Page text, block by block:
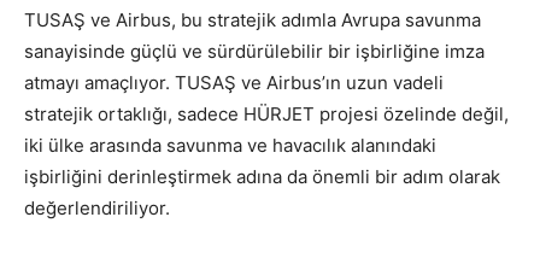
TUSAŞ ve Airbus, bu stratejik adımla Avrupa savunma
sanayisinde güçlü ve sürdürülebilir bir işbirliğine imza
atmayı amaçlıyor. TUSAŞ ve Airbus’ın uzun vadeli
stratejik ortaklığı, sadece HÜRJET projesi özelinde değil,
iki ülke arasında savunma ve havacılık alanındaki
işbirliğini derinleştirmek adına da önemli bir adım olarak
değerlendiriliyor.